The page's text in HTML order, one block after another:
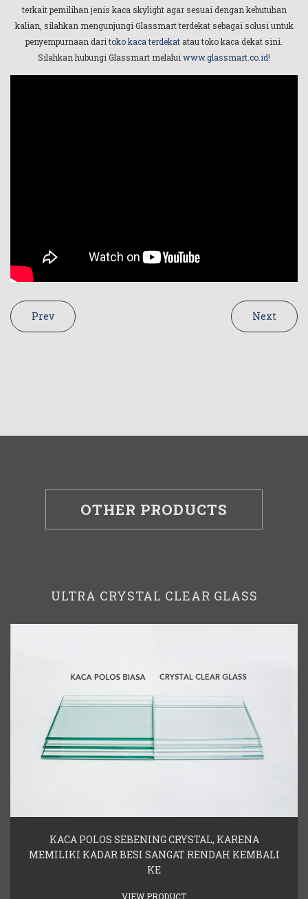
terkait pemilihan jenis kaca skylight agar sesuai dengan kebutuhan
kalian, silahkan mengunjungi Glassmart terdekat sebagai solusi untuk
penyempurnaan daritoko kaca terdekat atau toko kaca dekat sini.
Silahkan hubungi Glassmart melalui www.glassmart.co.id!
Prev Next
OTHER PRODUCTS
ULTRA CRYSTAL CLEAR GLASS
KACA POLOS SEBENING CRYSTAL, KARENA
MEMILIKI KADAR BESI SANGAT RENDAH KEMBALI
KE
VIEW PRODUCT